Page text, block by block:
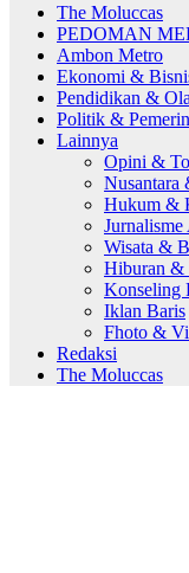
The Moluccas
PEDOMAN
Ambon Metro
Ekonomi &
Pendidikan &
Politik &
Lainnya
Opini &
Nusantara
Hukum &
Wisata &
Hiburan &
Konseling
Iklan Baris
Fhoto &
Redaksi
The Moluccas